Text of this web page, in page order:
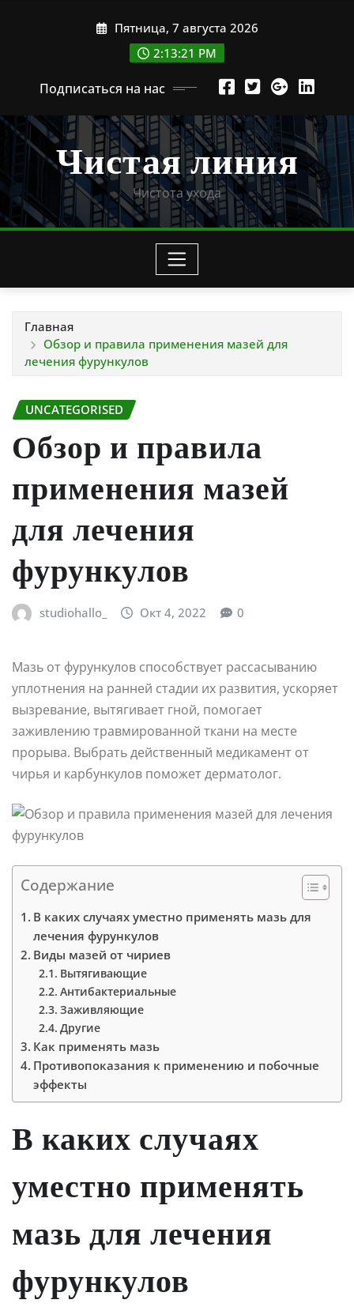
Пятница, 7 августа 2026
2:13:22 PM
Подписаться на нас
Чистая линия
Чистота ухода
Главная
Обзор и правила применения мазей для
лечения фурункулов
UNCATEGORISED
Обзор и правила
применения мазей
для лечения
фурункулов
studiohallo_ Окт 4, 2022 0
Мазь от фурункулов способствует рассасыванию
уплотнения на ранней стадии их развития, ускоряет
вызревание, вытягивает гной, помогает
заживлению травмированной ткани на месте
прорыва. Выбрать действенный медикамент от
чирья и карбункулов поможет дерматолог.
Содержание
В каких случаях уместно применять мазь для
лечения фурункулов
Виды мазей от чириев
Вытягивающие
Антибактериальные
Заживляющие
Другие
Как применять мазь
Противопоказания к применению и побочные
эффекты
В каких случаях
уместно применять
мазь для лечения
фурункулов